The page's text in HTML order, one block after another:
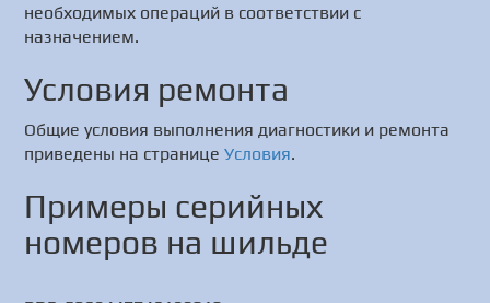
необходимых операций в соответствии с
назначением.
Условия ремонта
Общие условия выполнения диагностики и ремонта
приведены на страницеУсловия.
Примеры серийных
номеров на шильде